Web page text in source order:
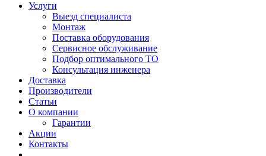
Услуги
Выезд специалиста
Монтаж
Поставка оборудования
Сервисное обслуживание
Подбор оптимального ТО
Консультация инженера
Доставка
Производители
Статьи
О компании
Гарантии
Акции
Контакты